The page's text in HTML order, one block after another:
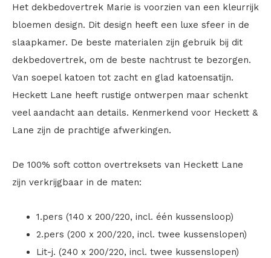
Het dekbedovertrek Marie is voorzien van een kleurrijk
bloemen design. Dit design heeft een luxe sfeer in de
slaapkamer. De beste materialen zijn gebruik bij dit
dekbedovertrek, om de beste nachtrust te bezorgen.
Van soepel katoen tot zacht en glad katoensatijn.
Heckett Lane heeft rustige ontwerpen maar schenkt
veel aandacht aan details. Kenmerkend voor Heckett &
Lane zijn de prachtige afwerkingen.
De 100% soft cotton overtreksets van Heckett Lane
zijn verkrijgbaar in de maten:
1.pers (140 x 200/220, incl. één kussensloop)
2.pers (200 x 200/220, incl. twee kussenslopen)
Lit-j. (240 x 200/220, incl. twee kussenslopen)